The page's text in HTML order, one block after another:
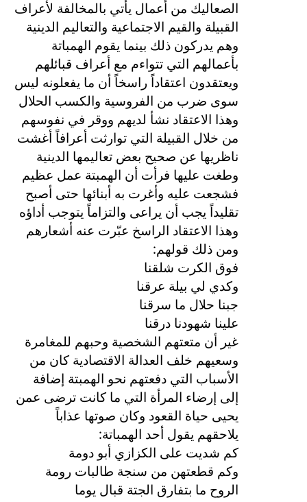
الصعاليك من أعمال يأتي بالمخالفة لأعراف
القبيلة والقيم الاجتماعية والتعاليم الدينية
وهم يدركون ذلك بينما يقوم الهمباتة
بأعمالهم التي تتواءم مع أعراف قبائلهم
ويعتقدون اعتقاداً راسخاً أن ما يفعلونه ليس
سوى ضرب من الفروسية والكسب الحلال
وهذا الاعتقاد نشأ لديهم ووقر في نفوسهم
من خلال القبيلة التي توارثت أعرافاً أغشت
ناظريها عن صحيح بعض تعاليمها الدينية
وطغت عليها فرأت أن الهمبتة عمل عظيم
فشجعت عليه وأغرت به أبنائها حتى أصبح
تقليداً يجب أن يراعى والتزاماً يتوجب أداؤه
وهذا الاعتقاد الراسخ عبّرت عنه أشعارهم
ومن ذلك قولهم:
فوق الكرت شلقنا
وكدي لي بيلة عرقنا
جبنا حلال ما سرقنا
علينا شهودنا درقنا
غير أن متعتهم الشخصية وحبهم للمغامرة
وسعيهم خلف العدالة الاقتصادية كان من
الأسباب التي دفعتهم نحو الهمبتة إضافة
إلى إرضاء المرأة التي ما كانت ترضى عمن
يحيى حياة القعود وكان صوتها عذاباً
يلاحقهم يقول أحد الهمباتة:
كم شديت على الكزازي أبو دومة
وكم قطعتهن من سنجة طالبات رومة
الروح ما بتفارق الجتة قبال يوما